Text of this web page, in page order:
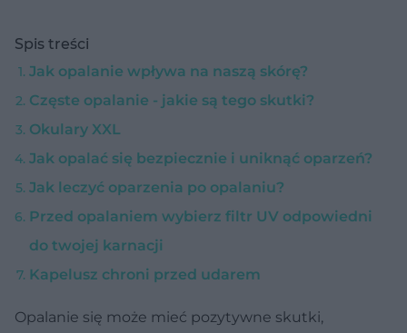
Spis treści
Jak opalanie wpływa na naszą skórę?
Częste opalanie - jakie są tego skutki?
Okulary XXL
Jak opalać się bezpiecznie i uniknąć oparzeń?
Jak leczyć oparzenia po opalaniu?
Przed opalaniem wybierz filtr UV odpowiedni
do twojej karnacji
Kapelusz chroni przed udarem
Opalanie się może mieć pozytywne skutki,